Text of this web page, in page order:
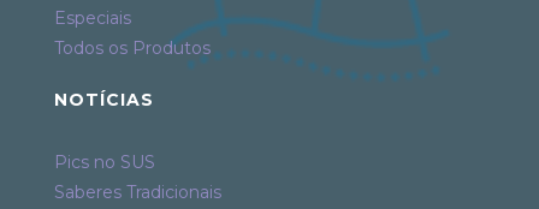
Especiais
Todos os Produtos
NOTÍCIAS
Pics no SUS
Saberes Tradicionais